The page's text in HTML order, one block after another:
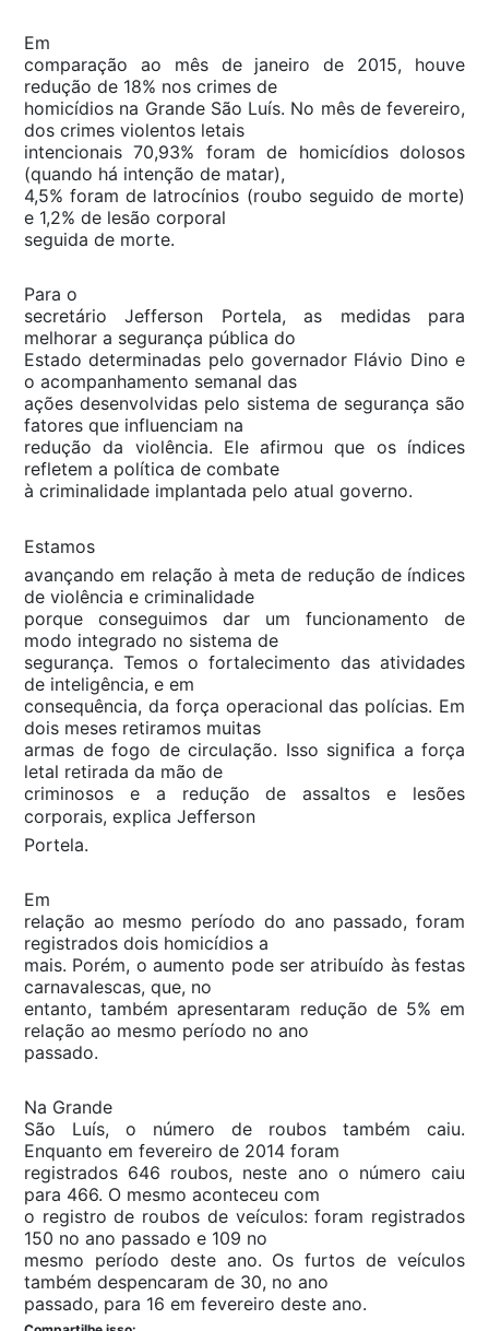
Em
comparação ao mês de janeiro de 2015, houve
redução de 18% nos crimes de
homicídios na Grande São Luís. No mês de fevereiro,
dos crimes violentos letais
intencionais 70,93% foram de homicídios dolosos
(quando há intenção de matar),
4,5% foram de latrocínios (roubo seguido de morte)
e 1,2% de lesão corporal
seguida de morte.
Para o
secretário Jefferson Portela, as medidas para
melhorar a segurança pública do
Estado determinadas pelo governador Flávio Dino e
o acompanhamento semanal das
ações desenvolvidas pelo sistema de segurança são
fatores que influenciam na
redução da violência. Ele afirmou que os índices
refletem a política de combate
à criminalidade implantada pelo atual governo.
Estamos
avançando em relação à meta de redução de índices
de violência e criminalidade
porque conseguimos dar um funcionamento de
modo integrado no sistema de
segurança. Temos o fortalecimento das atividades
de inteligência, e em
consequência, da força operacional das polícias. Em
dois meses retiramos muitas
armas de fogo de circulação. Isso significa a força
letal retirada da mão de
criminosos e a redução de assaltos e lesões
corporais, explica Jefferson
Portela.
Em
relação ao mesmo período do ano passado, foram
registrados dois homicídios a
mais. Porém, o aumento pode ser atribuído às festas
carnavalescas, que, no
entanto, também apresentaram redução de 5% em
relação ao mesmo período no ano
passado.
Na Grande
São Luís, o número de roubos também caiu.
Enquanto em fevereiro de 2014 foram
registrados 646 roubos, neste ano o número caiu
para 466. O mesmo aconteceu com
o registro de roubos de veículos: foram registrados
150 no ano passado e 109 no
mesmo período deste ano. Os furtos de veículos
também despencaram de 30, no ano
passado, para 16 em fevereiro deste ano.